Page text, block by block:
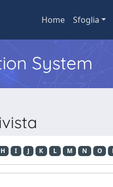
Home Sfoglia
System
H I J K L M N O